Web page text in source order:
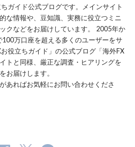
ガイド公式ブログです。メインサイト
な情報や、豆知識、実務に役立つミニ
クなどをお届けしています。 2005年か
万口座を超える多くのユーザーをサ
役立ちガイド」の公式ブログ「海外FX
トと同様、厳正な調査・ヒアリングを
お届けします。
あればお気軽にお問い合わせくださ